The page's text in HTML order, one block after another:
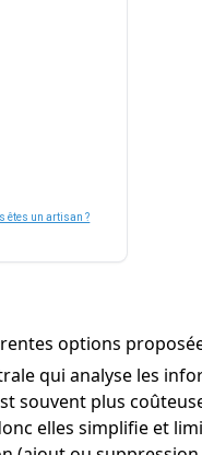
êtes un artisan ?
options
qui analyse les
souvent plus
elles simplifie et